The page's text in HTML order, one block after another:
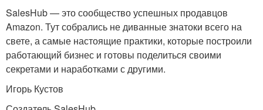
SalesHub — это сообщество успешных продавцов
Amazon. Тут собрались не диванные знатоки всего на
свете, а самые настоящие практики, которые построили
работающий бизнес и готовы поделиться своими
секретами и наработками с другими.
Игорь Кустов